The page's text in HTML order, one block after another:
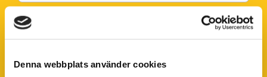
Denna webbplats använder cookies
Efternamn